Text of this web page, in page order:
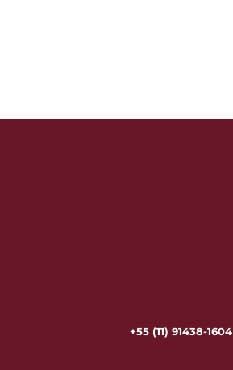
+55 (11) 91438-1604